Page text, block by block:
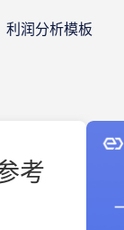
利润分析模板
考